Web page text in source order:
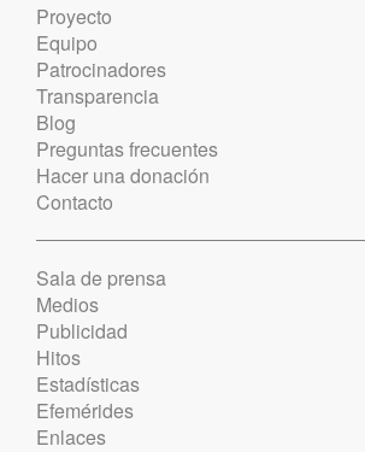
Proyecto
Equipo
Patrocinadores
Transparencia
Blog
Preguntas frecuentes
Hacer una donación
Contacto
Sala de prensa
Medios
Publicidad
Hitos
Estadísticas
Efemérides
Enlaces